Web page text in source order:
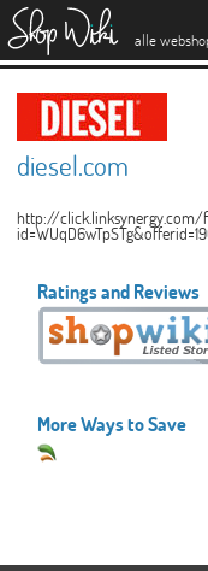
alle
diesel.com
http://
Ratings and Reviews
More Ways to Save